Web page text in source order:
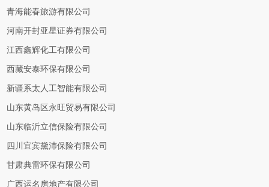
青海能春旅游有限公司
河南开封亚星证券有限公司
江西鑫辉化工有限公司
西藏安泰环保有限公司
新疆系太人工智能有限公司
山东黄岛区永旺贸易有限公司
山东临沂立信保险有限公司
四川宜宾黛沛保险有限公司
甘肃典雷环保有限公司
广西运名房地产有限公司